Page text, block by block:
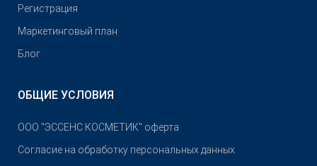
Pегистрация
Маркетинговый план
Блог
ОБЩИЕ УСЛОВИЯ
OOO "ЭССЕНС КОСМЕТИК" оферта
Согласие на обработку персональных данных